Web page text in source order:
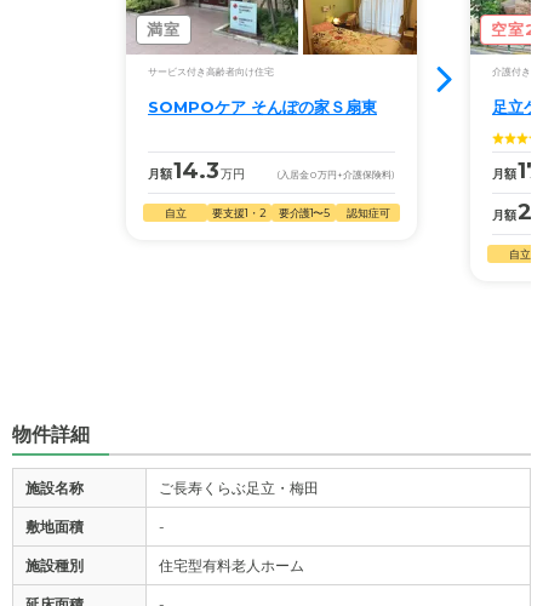
満室
サービス付き高齢者向け住宅
SOMPOケア そんぽの家Ｓ扇東
月額14.3万円 (入居金0万円 +介護保険料)
自立 要支援1・2 要介護1〜5 認知症可
空室2
介護付き有
足立
月額
月額
自立
物件詳細
施設名称 ご長寿くらぶ足立・梅田
敷地面積 -
施設種別 住宅型有料老人ホーム